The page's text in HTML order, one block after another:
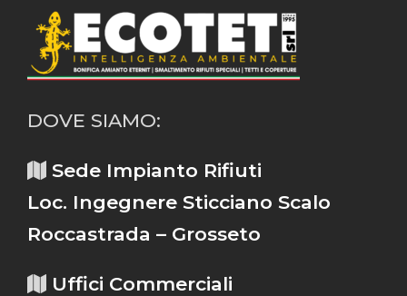
DOVE SIAMO:
Sede Impianto Rifiuti
Loc. Ingegnere Sticciano Scalo
Roccastrada – Grosseto
Uffici Commerciali